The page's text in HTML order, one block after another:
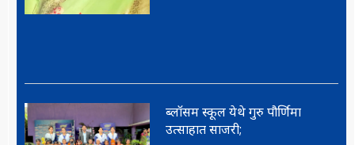
ब्लॉसम स्कूल येथे गुरु पौर्णिमा
उत्साहात साजरी;